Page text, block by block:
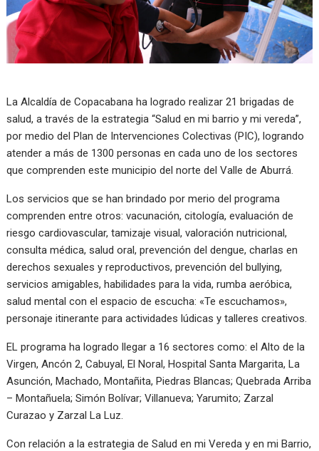
La Alcaldía de Copacabana ha logrado realizar 21 brigadas de
salud, a través de la estrategia “Salud en mi barrio y mi vereda”,
por medio del Plan de Intervenciones Colectivas (PIC), logrando
atender a más de 1300 personas en cada uno de los sectores
que comprenden este municipio del norte del Valle de Aburrá.
Los servicios que se han brindado por merio del programa
comprenden entre otros: vacunación, citología, evaluación de
riesgo cardiovascular, tamizaje visual, valoración nutricional,
consulta médica, salud oral, prevención del dengue, charlas en
derechos sexuales y reproductivos, prevención del bullying,
servicios amigables, habilidades para la vida, rumba aeróbica,
salud mental con el espacio de escucha: «Te escuchamos»,
personaje itinerante para actividades lúdicas y talleres creativos.
EL programa ha logrado llegar a 16 sectores como: el Alto de la
Virgen, Ancón 2, Cabuyal, El Noral, Hospital Santa Margarita, La
Asunción, Machado, Montañita, Piedras Blancas; Quebrada Arriba
– Montañuela; Simón Bolívar; Villanueva; Yarumito; Zarzal
Curazao y Zarzal La Luz.
Con relación a la estrategia de Salud en mi Vereda y en mi Barrio,